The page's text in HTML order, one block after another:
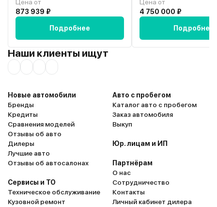
поддержка устойчивости, в
поворотах нет крена. Не очень
доволен расходом топлива, от
двигателя в 2.8 сложно ожидать
отрицательный момент –
стоимость запчастей, дисков и
шин. Очень рекомендую этот
рулевого вала
решила от слова
бьет в руль, как
новая машина!!! И вот эти вот
другое. Если бы можно
отмотать всё назад,
своём предыдущем
представить себе не
серьёзные косяки.
Цена от
873 939 ₽
Подробнее
Цена от
4 750 000 ₽
Подробнее
Наши клиенты ищут
Новые автомобили
Бренды
Кредиты
Сравнения моделей
Отзывы об авто
Дилеры
Лучшие авто
Отзывы об автосалонах
Сервисы и ТО
Техническое обслуживание
Кузовной ремонт
Авто с пробегом
Каталог авто с пробегом
Заказ автомобиля
Выкуп
Юр. лицам и ИП
Партнёрам
О нас
Сотрудничество
Контакты
Личный кабинет дилера